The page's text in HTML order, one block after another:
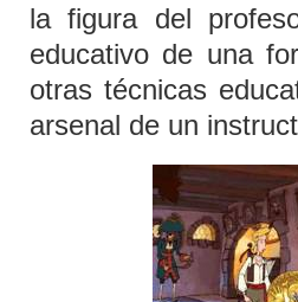
la figura del
educativo de una
otras técnicas
arsenal de un